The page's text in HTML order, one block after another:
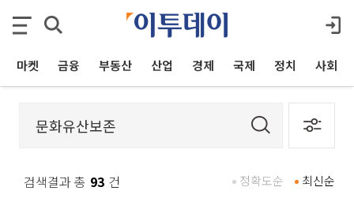
마켓 금융 부동산 산업 경제 국제 정치 사회
검색결과 총 93 건 최신순
정확도순